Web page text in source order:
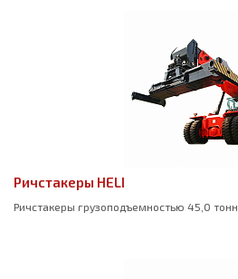
Ричстакеры HELI
Ричстакеры грузоподъемностью 45,0 тонн.